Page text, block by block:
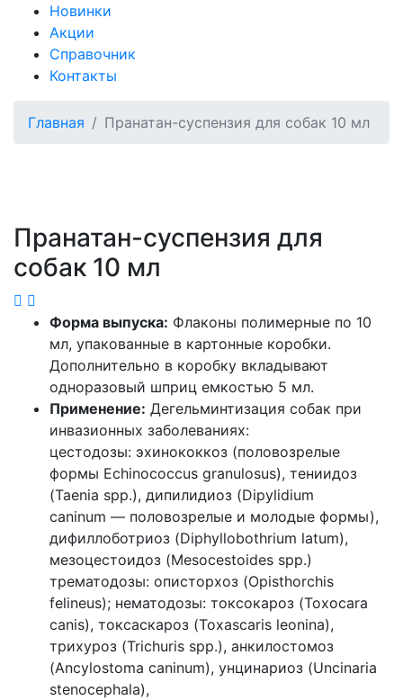
Новинки
Акции
Справочник
Контакты
Главная Пранатан-суспензия для собак 10 мл
Пранатан-суспензия для
собак 10 мл
Форма выпуска: Флаконы полимерные по 10
мл, упакованные в картонные коробки.
Дополнительно в коробку вкладывают
одноразовый шприц емкостью 5 мл.
Применение: Дегельминтизация собак при
инвазионных заболеваниях:
цестодозы: эхинококкоз (половозрелые
формы Echinococcus granulosus), тениидоз
(Taenia spp.), дипилидиоз (Dipylidium
caninum — половозрелые и молодые формы),
дифиллоботриоз (Diphyllobothrium latum),
мезоцестоидоз (Mesocestoides spp.)
трематодозы: описторхоз (Opisthorchis
felineus); нематодозы: токсокароз (Toxocara
canis), токсаскароз (Toxascaris leoninа),
трихуроз (Trichuris spp.), анкилостомоз
(Ancylostoma caninum), унцинариоз (Uncinaria
stenocephala),